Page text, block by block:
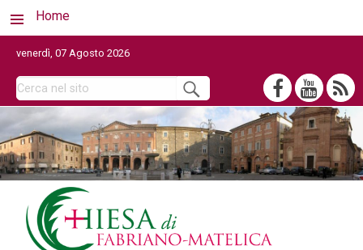
Home
venerdì, 07 Agosto 2026